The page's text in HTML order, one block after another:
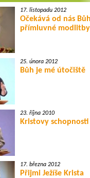
17. listopadu 2012
Očekává od nás Bůh
přímluvné
25. února 2012
Bůh je mé útočiště
23. října 2010
Kristovy schopnosti
17. března 2012
Přijmi Ježíše Krista